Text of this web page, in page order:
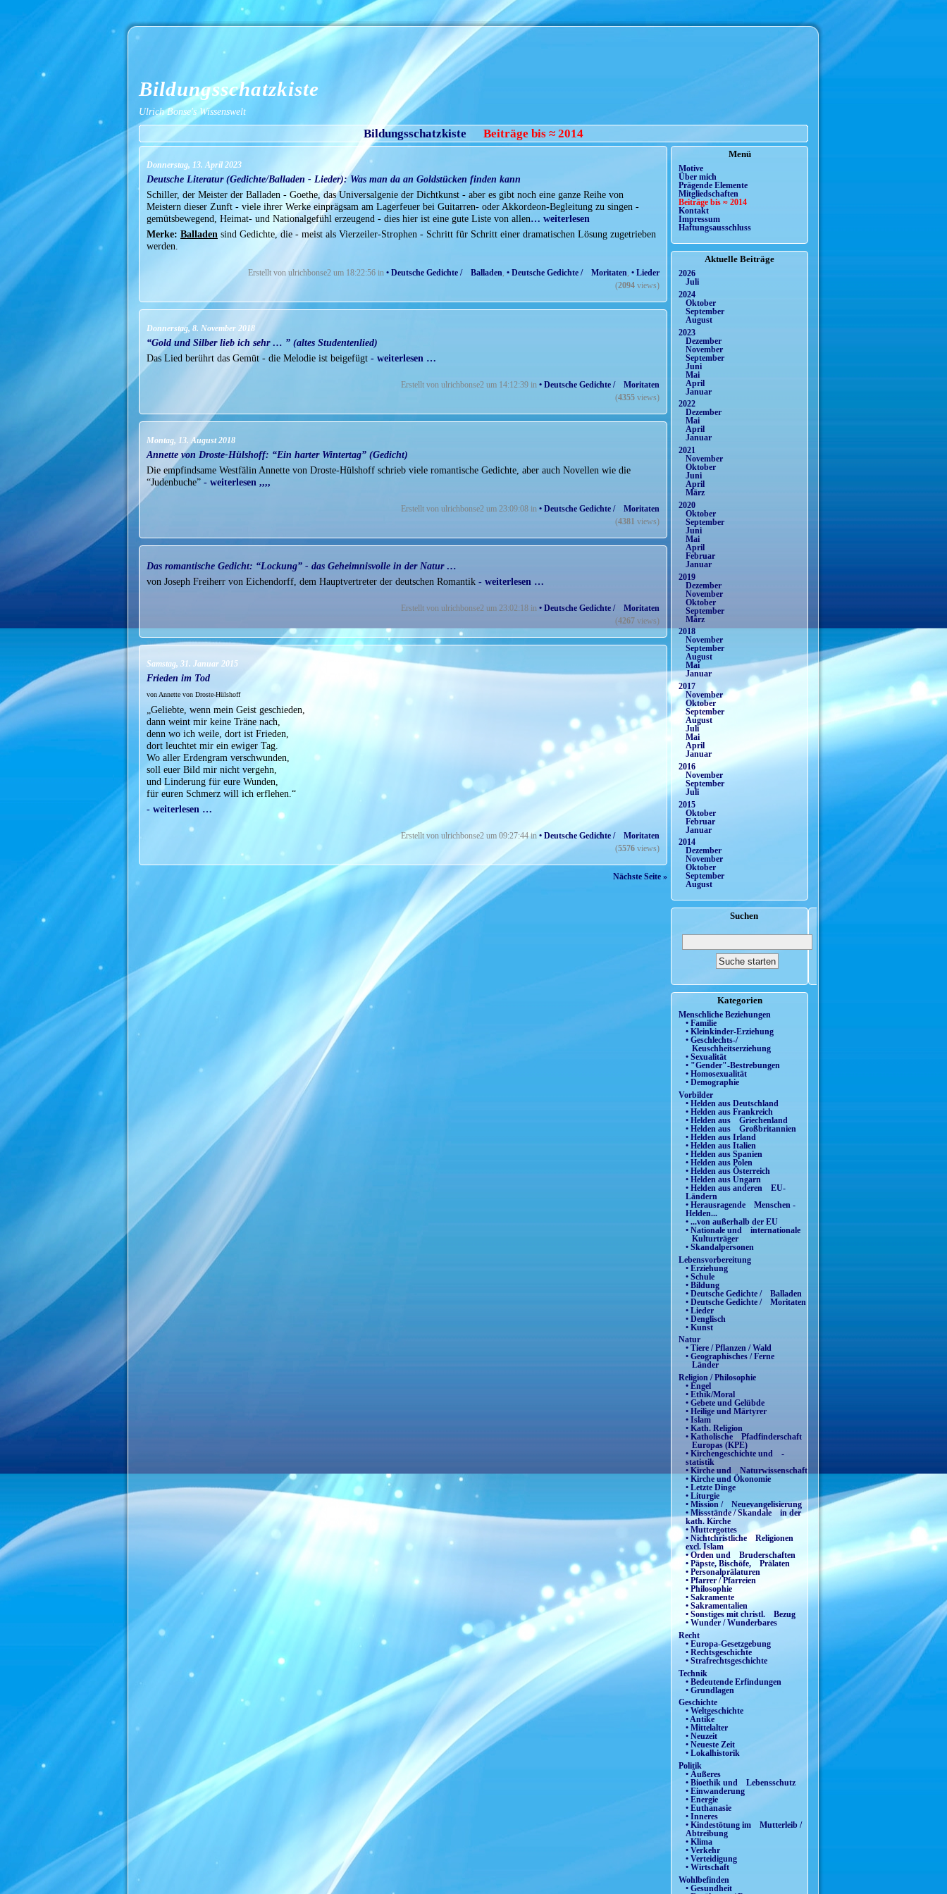
Bildungsschatzkiste
Ulrich Bonse's Wissenswelt
Bildungsschatzkiste Beiträge bis ≈ 2014
Donnerstag, 13. April 2023
Deutsche Literatur (Gedichte/Balladen - Lieder): Was man da an Goldstücken finden kann
Schiller, der Meister der Balladen - Goethe, das Universalgenie der Dichtkunst - aber es gibt noch eine ganze Reihe von
Meistern dieser Zunft - viele ihrer Werke einprägsam am Lagerfeuer bei Guitarren- oder Akkordeon-Begleitung zu singen -
gemütsbewegend, Heimat- und Nationalgefühl erzeugend - dies hier ist eine gute Liste von allen… weiterlesen
Merke: Balladen sind Gedichte, die - meist als Vierzeiler-Strophen - Schritt für Schritt einer dramatischen Lösung zugetrieben
werden.
Erstellt von ulrichbonse2 um 18:22:56 in • Deutsche Gedichte / Balladen • Deutsche Gedichte / Moritaten • Lieder
(2094 views)
Donnerstag, 8. November 2018
“Gold und Silber lieb ich sehr … ” (altes Studentenlied)
Das Lied berührt das Gemüt - die Melodie ist beigefügt - weiterlesen …
Erstellt von ulrichbonse2 um 14:12:39 in • Deutsche Gedichte / Moritaten
(4355 views)
Montag, 13. August 2018
Annette von Droste-Hülshoff: “Ein harter Wintertag” (Gedicht)
Die empfindsame Westfälin Annette von Droste-Hülshoff schrieb viele romantische Gedichte, aber auch Novellen wie die
“Judenbuche” - weiterlesen ,,,,
Erstellt von ulrichbonse2 um 23:09:08 in • Deutsche Gedichte / Moritaten
(4381 views)
Das romantische Gedicht: “Lockung” - das Geheimnisvolle in der Natur …
von Joseph Freiherr von Eichendorff, dem Hauptvertreter der deutschen Romantik - weiterlesen …
Erstellt von ulrichbonse2 um 23:02:18 in • Deutsche Gedichte / Moritaten
(4267 views)
Samstag, 31. Januar 2015
Frieden im Tod
von Annette von Droste-Hülshoff
„Geliebte, wenn mein Geist geschieden,
dann weint mir keine Träne nach,
denn wo ich weile, dort ist Frieden,
dort leuchtet mir ein ewiger Tag.
Wo aller Erdengram verschwunden,
soll euer Bild mir nicht vergehn,
und Linderung für eure Wunden,
für euren Schmerz will ich erflehen.“
- weiterlesen …
Erstellt von ulrichbonse2 um 09:27:44 in • Deutsche Gedichte / Moritaten
(5576 views)
Nächste Seite »
Menü
Motive
Über mich
Prägende Elemente
Mitgliedschaften
Beiträge bis ≈ 2014
Kontakt
Impressum
Haftungsausschluss
Aktuelle Beiträge
2026
Juli
2024
Oktober
September
August
2023
Dezember
November
September
Juni
Mai
April
Januar
2022
Dezember
Mai
April
Januar
2021
November
Oktober
Juni
April
März
2020
Oktober
September
Juni
Mai
April
Februar
Januar
2019
Dezember
November
Oktober
September
März
2018
November
September
August
Mai
Januar
2017
November
Oktober
September
August
Juli
Mai
April
Januar
2016
November
September
Juli
2015
Oktober
Februar
Januar
2014
Dezember
November
Oktober
September
August
Suchen
Kategorien
Menschliche Beziehungen
• Familie
• Kleinkinder-Erziehung
• Geschlechts-/
Keuschheitserziehung
• Sexualität
• "Gender"-Bestrebungen
• Homosexualität
• Demographie
Vorbilder
• Helden aus Deutschland
• Helden aus Frankreich
• Helden aus Griechenland
• Helden aus Großbritannien
• Helden aus Irland
• Helden aus Italien
• Helden aus Spanien
• Helden aus Polen
• Helden aus Österreich
• Helden aus Ungarn
• Helden aus anderen EU-
Ländern
• Herausragende Menschen -
Helden...
• ...von außerhalb der EU
• Nationale und internationale
Kulturträger
• Skandalpersonen
Lebensvorbereitung
• Erziehung
• Schule
• Bildung
• Deutsche Gedichte / Balladen
• Deutsche Gedichte / Moritaten
• Lieder
• Denglisch
• Kunst
Natur
• Tiere / Pflanzen / Wald
• Geographisches / Ferne
Länder
Religion / Philosophie
• Engel
• Ethik/Moral
• Gebete und Gelübde
• Heilige und Märtyrer
• Islam
• Kath. Religion
• Katholische Pfadfinderschaft
Europas (KPE)
• Kirchengeschichte und -
statistik
• Kirche und Naturwissenschaft
• Kirche und Ökonomie
• Letzte Dinge
• Liturgie
• Mission / Neuevangelisierung
• Missstände / Skandale in der
kath. Kirche
• Muttergottes
• Nichtchristliche Religionen
excl. Islam
• Orden und Bruderschaften
• Päpste, Bischöfe, Prälaten
• Personalprälaturen
• Pfarrer / Pfarreien
• Philosophie
• Sakramente
• Sakramentalien
• Sonstiges mit christl. Bezug
• Wunder / Wunderbares
Recht
• Europa-Gesetzgebung
• Rechtsgeschichte
• Strafrechtsgeschichte
Technik
• Bedeutende Erfindungen
• Grundlagen
Geschichte
• Weltgeschichte
• Antike
• Mittelalter
• Neuzeit
• Neueste Zeit
• Lokalhistorik
Politik
• Äußeres
• Bioethik und Lebensschutz
• Einwanderung
• Energie
• Euthanasie
• Inneres
• Kindestötung im Mutterleib /
Abtreibung
• Klima
• Verkehr
• Verteidigung
• Wirtschaft
Wohlbefinden
• Gesundheit